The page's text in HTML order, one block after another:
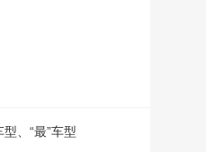
、“最”车型